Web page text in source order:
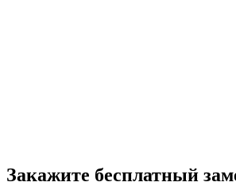
Закажите бесплатный